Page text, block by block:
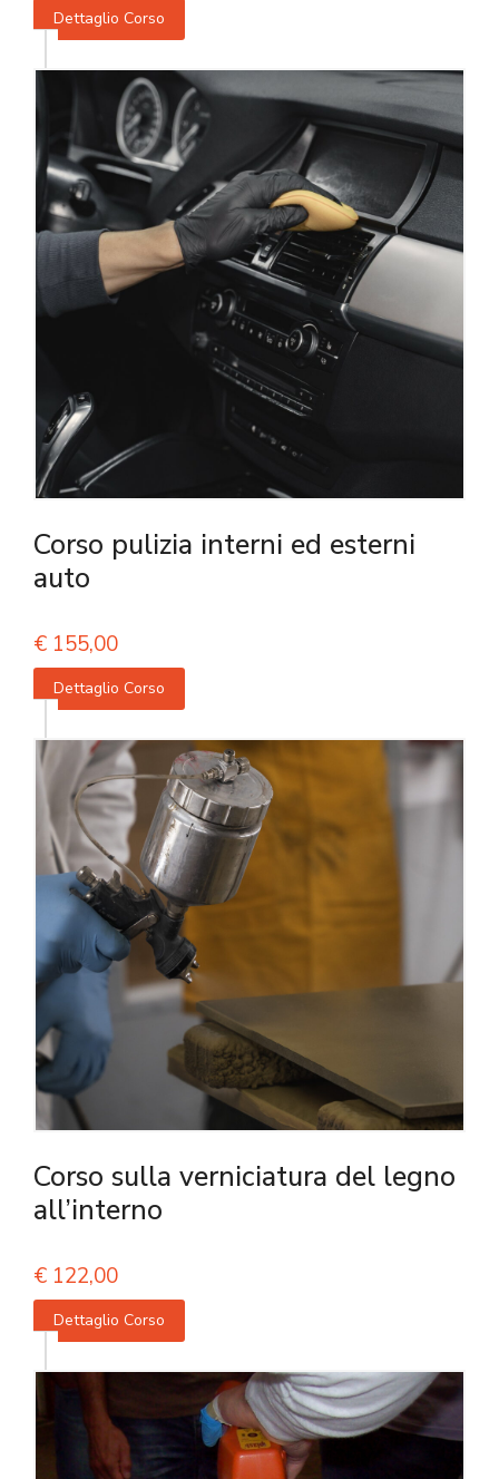
Dettaglio Corso
Corso pulizia interni ed esterni
auto
€ 155,00
Dettaglio Corso
Corso sulla verniciatura del legno
all’interno
€ 122,00
Dettaglio Corso